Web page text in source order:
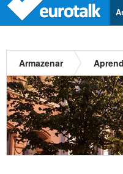
Armazenar